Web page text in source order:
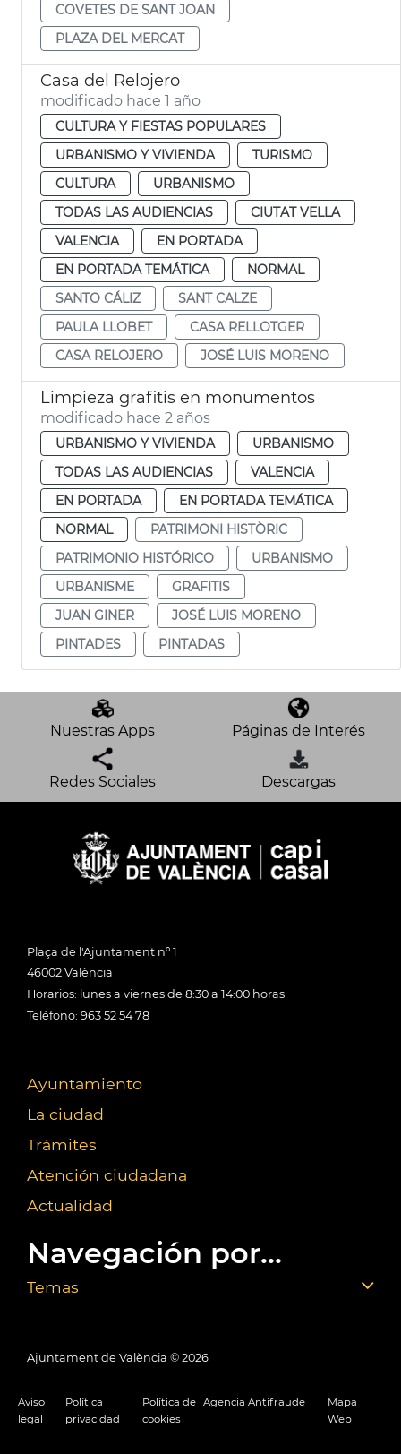
COVETES DE SANT JOAN
PLAZA DEL MERCAT
Casa del Relojero
modificado hace 1 año
CULTURA Y FIESTAS POPULARES
URBANISMO Y VIVIENDA
TURISMO
CULTURA
URBANISMO
TODAS LAS AUDIENCIAS
CIUTAT VELLA
VALENCIA
EN PORTADA
EN PORTADA TEMÁTICA
NORMAL
SANTO CÁLIZ
SANT CALZE
PAULA LLOBET
CASA RELLOTGER
CASA RELOJERO
JOSÉ LUIS MORENO
Limpieza grafitis en monumentos
modificado hace 2 años
URBANISMO Y VIVIENDA
URBANISMO
TODAS LAS AUDIENCIAS
VALENCIA
EN PORTADA
EN PORTADA TEMÁTICA
NORMAL
PATRIMONI HISTÒRIC
PATRIMONIO HISTÓRICO
URBANISMO
URBANISME
GRAFITIS
JUAN GINER
JOSÉ LUIS MORENO
PINTADES
PINTADAS
Nuestras Apps Páginas de Interés
Redes Sociales Descargas
Plaça de l'Ajuntament nº 1
46002 València
Horarios: lunes a viernes de 8:30 a 14:00 horas
Teléfono: 963 52 54 78
Ayuntamiento
La ciudad
Trámites
Atención ciudadana
Actualidad
Navegación por...
Temas
Ajuntament de València © 2026
Aviso
legal
Política
privacidad
Política de
cookies
Agencia Antifraude
Mapa
Web